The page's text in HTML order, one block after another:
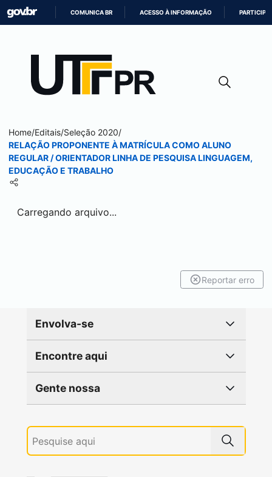
CONTEÚDO
COMUNICA BR ACESSO À INFORMAÇÃO PARTICIPE
Home/Editais/Seleção 2020/
RELAÇÃO PROPONENTE À MATRÍCULA COMO ALUNO
REGULAR / ORIENTADOR LINHA DE PESQUISA LINGUAGEM,
EDUCAÇÃO E TRABALHO
Carregando arquivo...
Reportar erro
Envolva-se
Encontre aqui
Gente nossa